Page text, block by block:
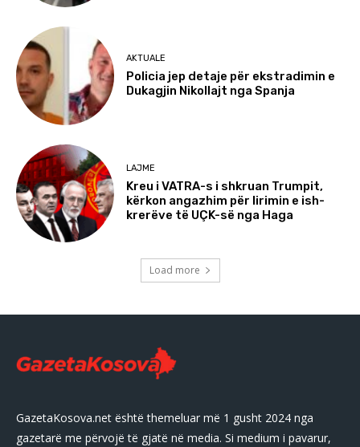
AKTUALE
Policia jep detaje për ekstradimin e
Dukagjin Nikollajt nga Spanja
LAJME
Kreu i VATRA-s i shkruan Trumpit,
kërkon angazhim për lirimin e ish-
krerëve të UÇK-së nga Haga
Load more
GazetaKosova.net është themeluar më 1 gusht 2024 nga
gazetarë me përvojë të gjatë në media. Si medium i pavarur,